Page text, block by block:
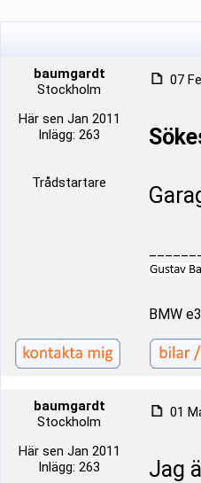
baumgardt
Stockholm
Här sen Jan 2011
Inlägg: 263
Trådstartare
07
BMW
baumgardt
Stockholm
Här sen Jan 2011
Inlägg: 263
01
Jag